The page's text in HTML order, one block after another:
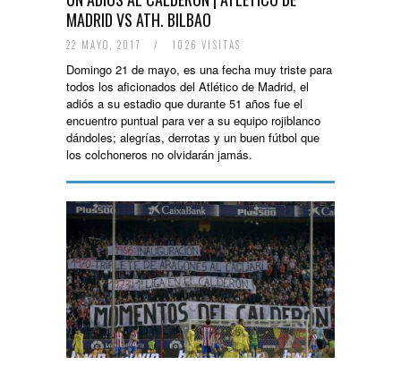
MADRID VS ATH. BILBAO
22 MAYO, 2017 / 1026 VISITAS
Domingo 21 de mayo, es una fecha muy triste para
todos los aficionados del Atlético de Madrid, el
adiós a su estadio que durante 51 años fue el
encuentro puntual para ver a su equipo rojiblanco
dándoles; alegrías, derrotas y un buen fútbol que
los colchoneros no olvidarán jamás.